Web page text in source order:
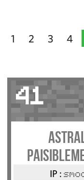
1
2 3 4
41
IP :